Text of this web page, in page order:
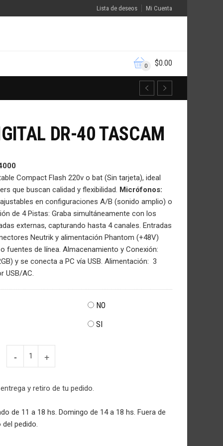
Lista de deseos Mi Cuenta
0 $0.00
DR-40 TASCAM
Compact Flash 220v o bat (Sin tarjeta), ideal
que buscan calidad y flexibilidad. Micrófonos:
en configuraciones A/B (sonido amplio) o
de 4 Pistas: Graba simultáneamente con los
externas, capturando hasta 4 canales. Entradas
Neutrik y alimentación Phantom (+48V)
fuentes de línea. Almacenamiento y Conexión:
y se conecta a PC vía USB. Alimentación: 3
USB/AC.
NO
SI
cantidad
y retiro de tu pedido.
de 11 a 18 hs. Domingo de 14 a 18 hs. Fuera de
pedido.